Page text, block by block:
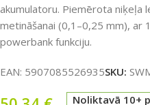
akumulatoru. Piemērota niķeļa
metināšanai (0,1–0,25 mm), ar
powerbank funkciju.
EAN: 5907085526935SKU:
Noliktavā 10+